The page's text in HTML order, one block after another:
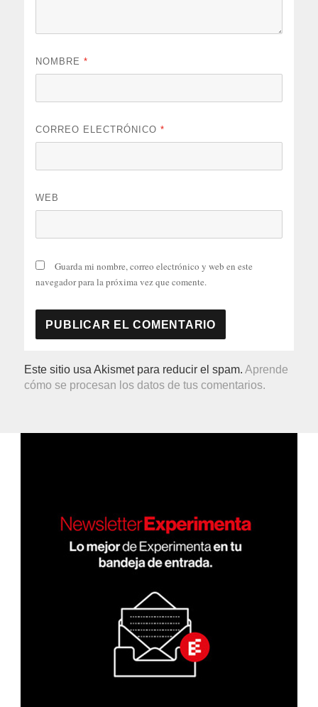
NOMBRE*
CORREO ELECTRÓNICO*
WEB
Guarda mi nombre, correo electrónico y web en este
navegador para la próxima vez que comente.
Este sitio usa Akismet para reducir el spam.Aprende
cómo se procesan los datos de tus comentarios.